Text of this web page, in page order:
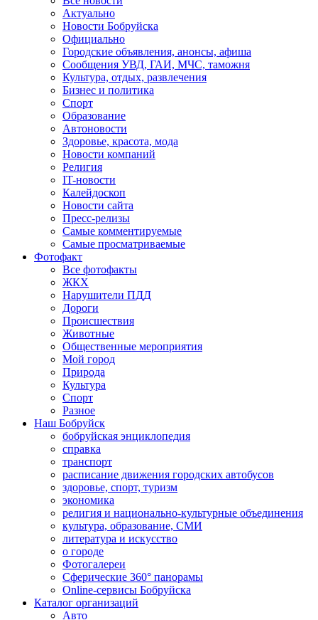
Актуально
Новости Бобруйска
Официально
Городские объявления, анонсы, афиша
Сообщения УВД, ГАИ, МЧС, таможня
Культура, отдых, развлечения
Бизнес и политика
Спорт
Образование
Автоновости
Здоровье, красота, мода
Новости компаний
Религия
IT-новости
Калейдоскоп
Новости сайта
Пресс-релизы
Самые комментируемые
Самые просматриваемые
Фотофакт
Все фотофакты
ЖКХ
Нарушители ПДД
Дороги
Происшествия
Животные
Общественные мероприятия
Мой город
Природа
Культура
Спорт
Разное
Наш Бобруйск
бобруйская энциклопедия
справка
транспорт
расписание движения городских автобусов
здоровье, спорт, туризм
экономика
религия и национально-культурные объединения
культура, образование, СМИ
литература и искусство
о городе
Фотогалереи
Сферические 360° панорамы
Online-сервисы Бобруйска
Каталог организаций
Авто